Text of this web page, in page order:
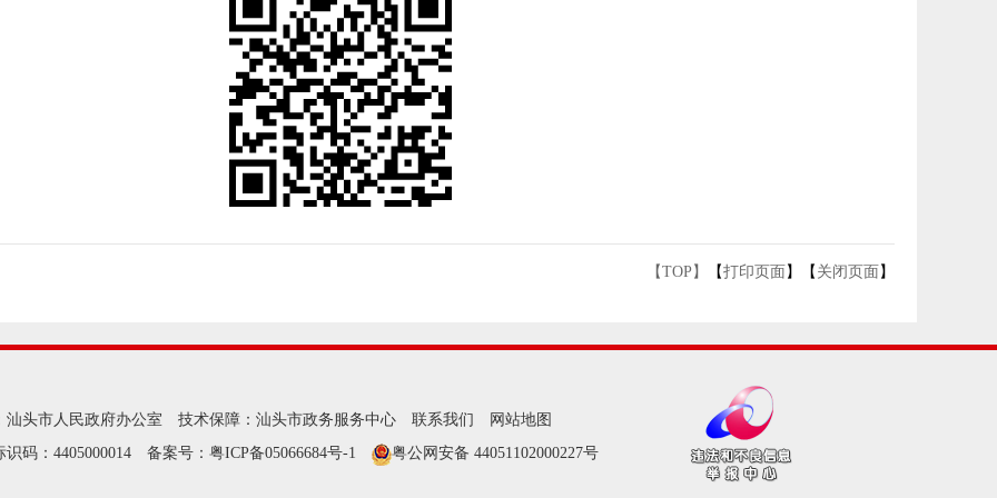
【TOP】 【打印页面 】【 关闭页面 】
汕头市人民政府办公室 技术保障：汕头市政务服务中心 联系我们
网站地图
识码：4405000014
备案号：粤ICP备05066684号-1 粤公网安备 44051102000227号